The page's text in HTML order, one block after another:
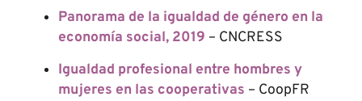
Panorama de la igualdad de género en la
economía social, 2019 – CNCRESS
Igualdad profesional entre hombres y
mujeres en las cooperativas – CoopFR